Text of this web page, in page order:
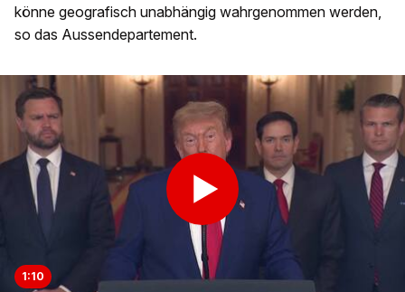
könne geografisch unabhängig wahrgenommen werden,
so das Aussendepartement.
1:10